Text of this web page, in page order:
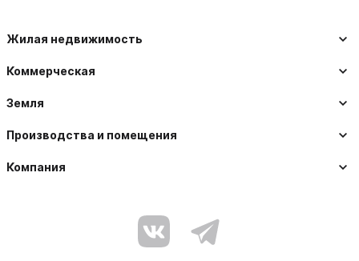
Жилая недвижимость
Коммерческая
Земля
Производства и помещения
Компания